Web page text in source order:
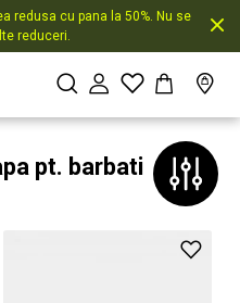
redusa cu pana la 50%. Nu se
reduceri.
pt. barbati